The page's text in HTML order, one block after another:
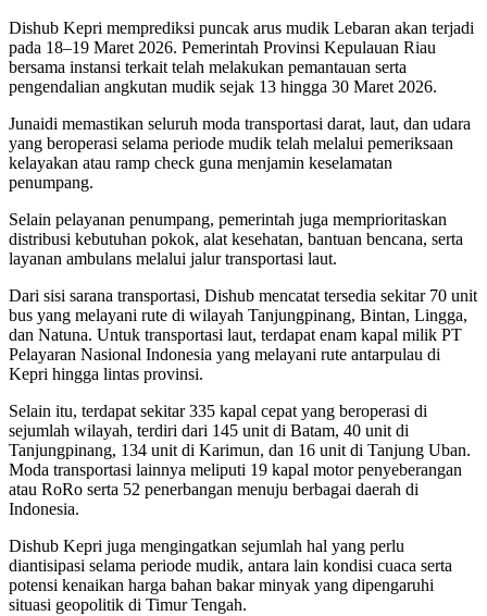
Dishub Kepri memprediksi puncak arus mudik Lebaran akan terjadi
pada 18–19 Maret 2026. Pemerintah Provinsi Kepulauan Riau
bersama instansi terkait telah melakukan pemantauan serta
pengendalian angkutan mudik sejak 13 hingga 30 Maret 2026.
Junaidi memastikan seluruh moda transportasi darat, laut, dan udara
yang beroperasi selama periode mudik telah melalui pemeriksaan
kelayakan atau ramp check guna menjamin keselamatan
penumpang.
Selain pelayanan penumpang, pemerintah juga memprioritaskan
distribusi kebutuhan pokok, alat kesehatan, bantuan bencana, serta
layanan ambulans melalui jalur transportasi laut.
Dari sisi sarana transportasi, Dishub mencatat tersedia sekitar 70 unit
bus yang melayani rute di wilayah Tanjungpinang, Bintan, Lingga,
dan Natuna. Untuk transportasi laut, terdapat enam kapal milik PT
Pelayaran Nasional Indonesia yang melayani rute antarpulau di
Kepri hingga lintas provinsi.
Selain itu, terdapat sekitar 335 kapal cepat yang beroperasi di
sejumlah wilayah, terdiri dari 145 unit di Batam, 40 unit di
Tanjungpinang, 134 unit di Karimun, dan 16 unit di Tanjung Uban.
Moda transportasi lainnya meliputi 19 kapal motor penyeberangan
atau RoRo serta 52 penerbangan menuju berbagai daerah di
Indonesia.
Dishub Kepri juga mengingatkan sejumlah hal yang perlu
diantisipasi selama periode mudik, antara lain kondisi cuaca serta
potensi kenaikan harga bahan bakar minyak yang dipengaruhi
situasi geopolitik di Timur Tengah.